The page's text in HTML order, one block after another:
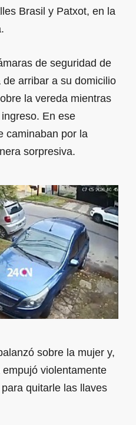
Brasil y Patxot, en la
de seguridad de
arribar a su domicilio
la vereda mientras
En ese
caminaban por la
sorpresiva.
sobre la mujer y,
violentamente
quitarle las llaves